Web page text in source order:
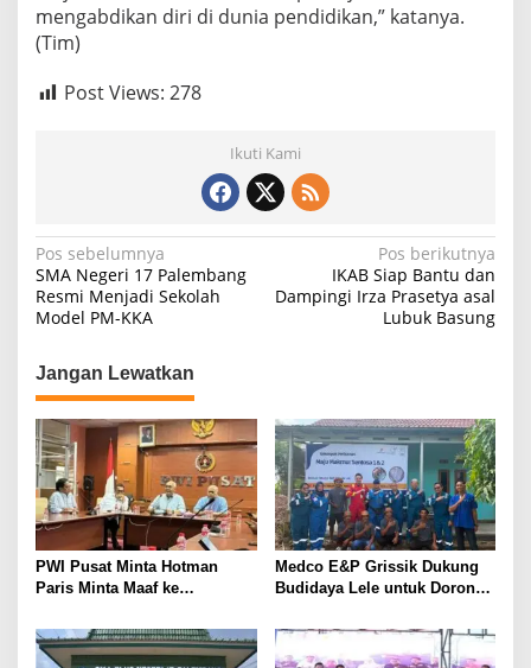
mengabdikan diri di dunia pendidikan,” katanya.
(Tim)
Post Views: 278
Ikuti Kami
N
a
v
i
g
a
s
i
p
o
s
Pos sebelumnya
SMA Negeri 17 Palembang
Resmi Menjadi Sekolah
Model PM-KKA
Pos berikutnya
IKAB Siap Bantu dan
Dampingi Irza Prasetya asal
Lubuk Basung
Jangan Lewatkan
PWI Pusat Minta Hotman
Paris Minta Maaf ke
Pers Harus Dihormati
Medco E&P Grissik Dukung
Budidaya Lele untuk Dorong
Masyarakat